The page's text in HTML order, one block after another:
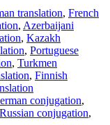
translation, French
, Azerbaijani
, Kazakh
, Portuguese
, Turkmen
, Finnish
conjugation,
Russian conjugation,